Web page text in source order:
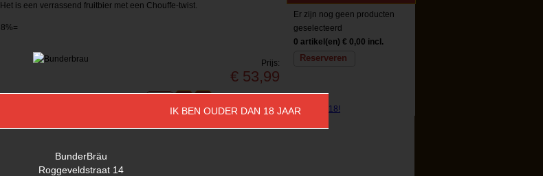
is een verrassend fruitbier met een Chouffe-twist.
Prijs:
€ 53,99
Er zijn nog geen producten
geselecteerd
0 artikel(en) € 0,00 incl.
Reserveren
IK BEN OUDER DAN 18 JAAR
BunderBräu
Roggeveldstraat 14